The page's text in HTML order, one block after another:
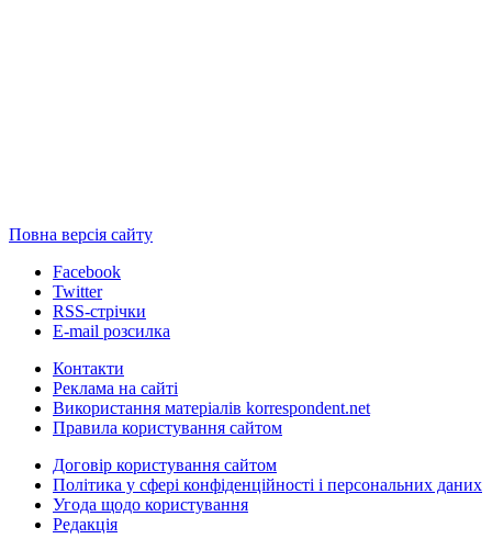
Повна версія сайту
Facebook
Twitter
RSS-стрічки
E-mail розсилка
Контакти
Реклама на сайті
Використання матеріалів korrespondent.net
Правила користування сайтом
Договір користування сайтом
Політика у сфері конфіденційності і персональних даних
Угода щодо користування
Редакція